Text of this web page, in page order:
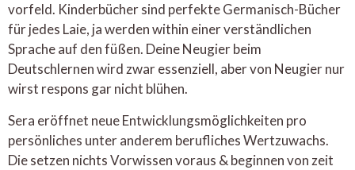
vorfeld. Kinderbücher sind perfekte Germanisch-Bücher
für jedes Laie, ja werden within einer verständlichen
Sprache auf den füßen. Deine Neugier beim
Deutschlernen wird zwar essenziell, aber von Neugier nur
wirst respons gar nicht blühen.
Sera eröffnet neue Entwicklungsmöglichkeiten pro
persönliches unter anderem berufliches Wertzuwachs.
Die setzen nichts Vorwissen voraus & beginnen von zeit